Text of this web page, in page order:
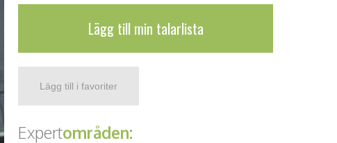
Lägg till min talarlista
Expertområden: